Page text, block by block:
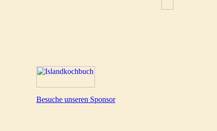
Besuche unseren Sponsor